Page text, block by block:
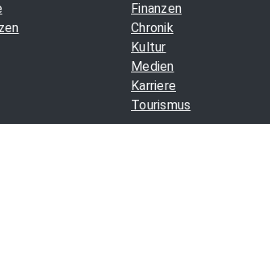
Finanzen
Chronik
Kultur
Medien
Karriere
Tourismus